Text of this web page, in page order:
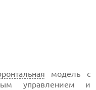
модель с
управлением и